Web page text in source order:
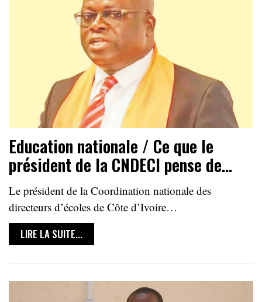
Education nationale / Ce que le
président de la CNDECI pense de…
Le président de la Coordination nationale des
directeurs d’écoles de Côte d’Ivoire…
LIRE LA SUITE...